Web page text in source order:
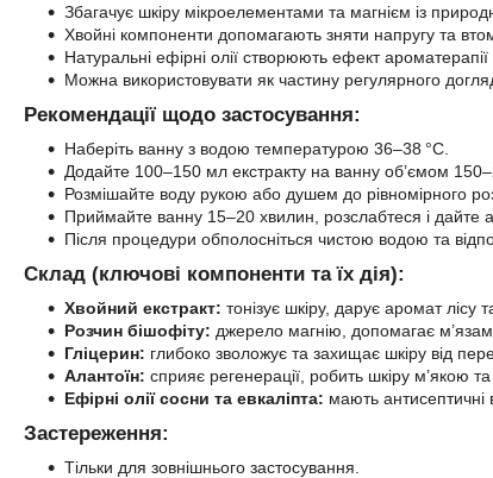
Збагачує шкіру мікроелементами та магнієм із
Хвойні компоненти допомагають зняти напругу та
Натуральні ефірні олії створюють ефект
Можна використовувати як частину регулярного
Рекомендації щодо застосування:
Наберіть ванну з водою температурою 36–38 °C.
Додайте 100–150 мл екстракту на ванну об’ємом
Розмішайте воду рукою або душем до рівномірного
Приймайте ванну 15–20 хвилин, розслабтеся і дайте
Після процедури обполосніться чистою водою та
Склад (ключові компоненти та їх дія):
Хвойний екстракт: тонізує шкіру, дарує аромат лісу
Розчин бішофіту: джерело магнію, допомагає
Гліцерин: глибоко зволожує та захищає шкіру від
Алантоїн: сприяє регенерації, робить шкіру м’якою
Ефірні олії сосни та евкаліпта: мають антисептичні
Застереження:
Тільки для зовнішнього застосування.